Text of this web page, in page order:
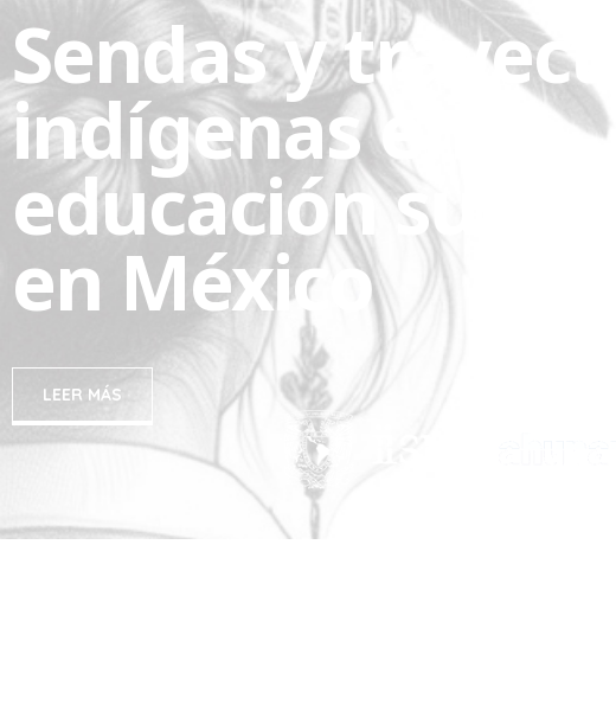
Sendas y
indígenas en la
educación
en México
LEER MÁS